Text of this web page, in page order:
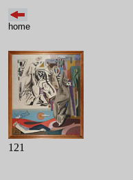
home
121